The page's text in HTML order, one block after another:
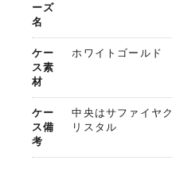
ーズ
名
ケー
ス素
材
ホワイトゴールド
ケー
ス備
考
中央はサファイヤク
リスタル